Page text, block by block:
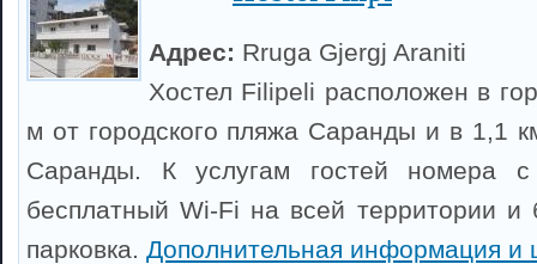
Адрес: Rruga Gjergj Araniti
Хостел Filipeli расположен в
м от городского пляжа Саранды и в 1,1
Саранды. К услугам гостей номера
бесплатный Wi-Fi на всей территории и
парковка. Дополнительная информация и